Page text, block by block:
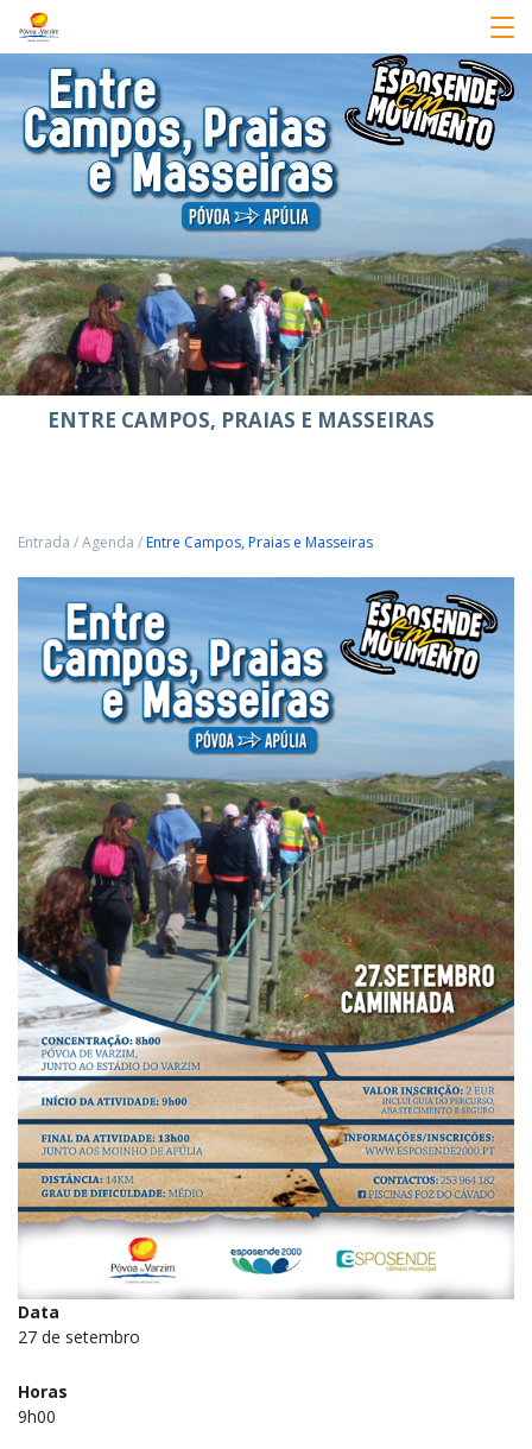
ENTRE CAMPOS, PRAIAS E MASSEIRAS
Entrada /Agenda /Entre Campos, Praias e Masseiras
Data
27 de setembro
Horas
9h00